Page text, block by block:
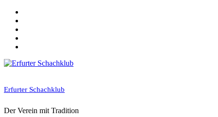
Skip
content
Erfurter Schachklub
Der Verein mit Tradition